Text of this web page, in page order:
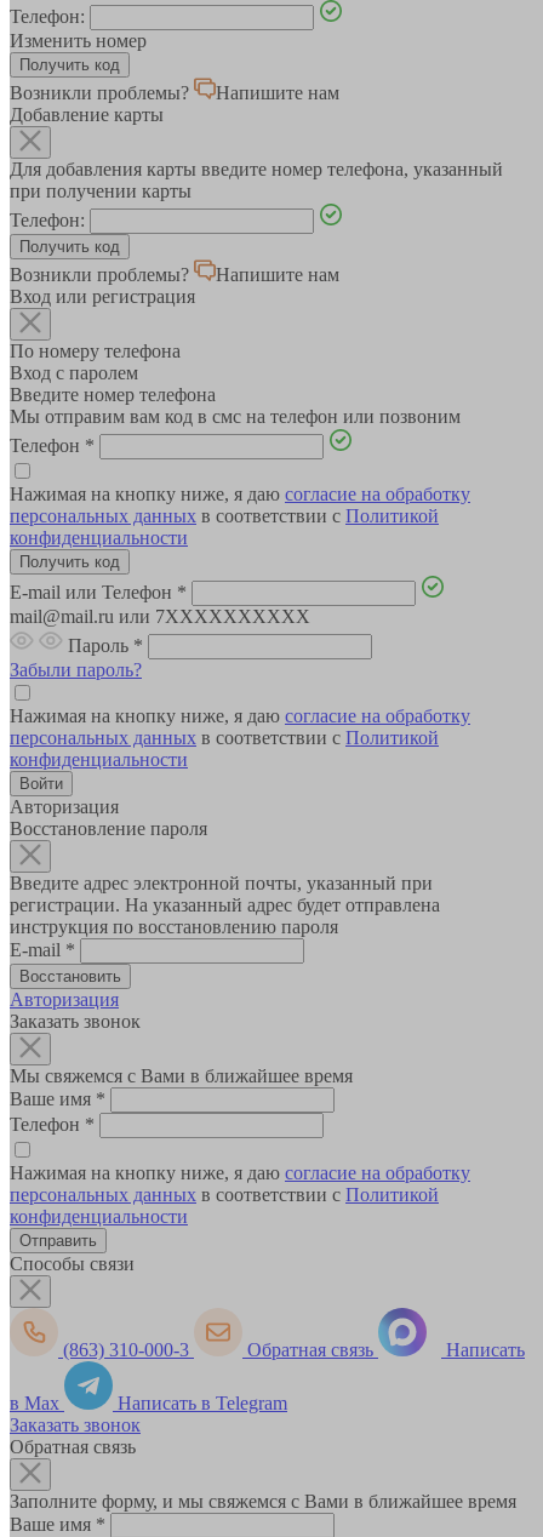
Телефон:
Изменить номер
Возникли проблемы?
Напишите нам
Добавление карты
Для добавления карты введите номер телефона, указанный
при получении карты
Телефон:
Возникли проблемы?
Напишите нам
Вход или регистрация
По номеру телефона
Вход с паролем
Введите номер телефона
Мы отправим вам код в смс на телефон или позвоним
Телефон *
Нажимая на кнопку ниже, я даю согласие на обработку
персональных данных в соответствии с Политикой
конфиденциальности
E-mail или Телефон *
mail@mail.ru или 7XXXXXXXXXX
Пароль *
Забыли пароль?
Нажимая на кнопку ниже, я даю согласие на обработку
персональных данных в соответствии с Политикой
конфиденциальности
Авторизация
Восстановление пароля
Введите адрес электронной почты, указанный при
регистрации. На указанный адрес будет отправлена
инструкция по восстановлению пароля
E-mail *
Авторизация
Заказать звонок
Мы свяжемся с Вами в ближайшее время
Ваше имя *
Телефон *
Нажимая на кнопку ниже, я даю согласие на обработку
персональных данных в соответствии с Политикой
конфиденциальности
Способы связи
(863) 310-000-3 Обратная связь Написать
в Max
Написать в Telegram
Заказать звонок
Обратная связь
Заполните форму, и мы свяжемся с Вами в ближайшее время
Ваше имя *